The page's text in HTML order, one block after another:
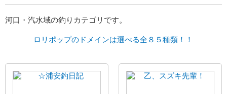
河口・汽水域の釣りカテゴリです。
ロリポップのドメインは選べる全８５種類！！